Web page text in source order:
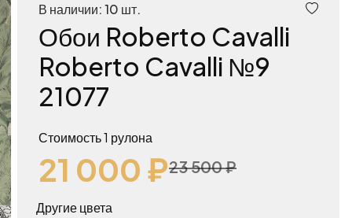
В наличии: 10 шт.
Обои Roberto Cavalli
Roberto Cavalli №9
21077
Стоимость 1 рулона
21 000 ₽23 500 ₽
Другие цвета